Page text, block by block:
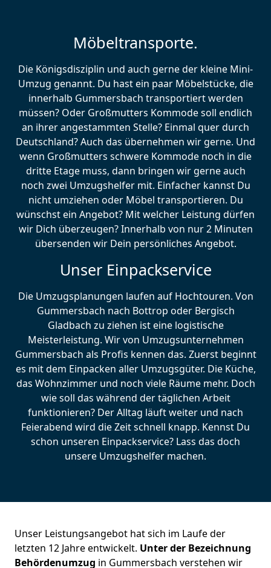
Möbeltransporte.
Die Königsdisziplin und auch gerne der kleine Mini-
Umzug genannt. Du hast ein paar Möbelstücke, die
innerhalb Gummersbach transportiert werden
müssen? Oder Großmutters Kommode soll endlich
an ihrer angestammten Stelle? Einmal quer durch
Deutschland? Auch das übernehmen wir gerne. Und
wenn Großmutters schwere Kommode noch in die
dritte Etage muss, dann bringen wir gerne auch
noch zwei Umzugshelfer mit. Einfacher kannst Du
nicht umziehen oder Möbel transportieren. Du
wünschst ein Angebot? Mit welcher Leistung dürfen
wir Dich überzeugen? Innerhalb von nur 2 Minuten
übersenden wir Dein persönliches Angebot.
Unser Einpackservice
Die Umzugsplanungen laufen auf Hochtouren. Von
Gummersbach nach Bottrop oder Bergisch
Gladbach zu ziehen ist eine logistische
Meisterleistung. Wir von Umzugsunternehmen
Gummersbach als Profis kennen das. Zuerst beginnt
es mit dem Einpacken aller Umzugsgüter. Die Küche,
das Wohnzimmer und noch viele Räume mehr. Doch
wie soll das während der täglichen Arbeit
funktionieren? Der Alltag läuft weiter und nach
Feierabend wird die Zeit schnell knapp. Kennst Du
schon unseren Einpackservice? Lass das doch
unsere Umzugshelfer machen.
Unser Leistungsangebot hat sich im Laufe der
letzten 12 Jahre entwickelt. Unter der Bezeichnung
Behördenumzug in Gummersbach verstehen wir